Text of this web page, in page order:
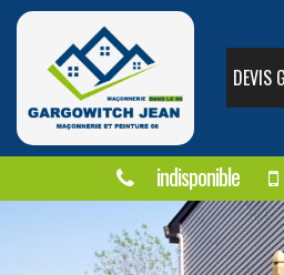
DEVIS
indisponible